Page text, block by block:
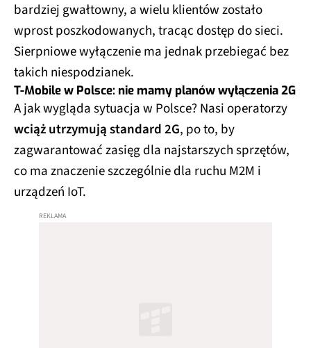
bardziej gwałtowny, a wielu klientów zostało
wprost poszkodowanych, tracąc dostęp do sieci.
Sierpniowe wyłączenie ma jednak przebiegać bez
takich niespodzianek.
T-Mobile w Polsce: nie mamy planów wyłączenia 2G
A jak wygląda sytuacja w Polsce? Nasi operatorzy
wciąż utrzymują standard 2G, po to, by
zagwarantować zasięg dla najstarszych sprzętów,
co ma znaczenie szczególnie dla ruchu M2M i
urządzeń IoT.